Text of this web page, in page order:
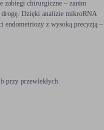
zabiegi chirurgiczne – zanim
drogę. Dzięki analizie mikroRNA
endometriozy z wysoką precyzją –
przy przewlekłych